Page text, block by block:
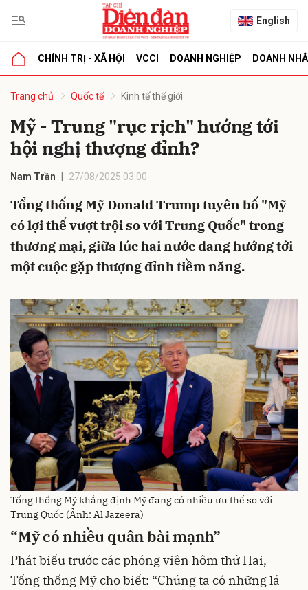
English
CHÍNH TRỊ - XÃ HỘI VCCI DOANH NGHIỆP DOANH
Trang chủ Quốc tế Kinh tế thế giới
Mỹ - Trung "rục rịch" hướng tới
hội nghị thượng đỉnh?
Nam Trần 27/08/2025 03:00
Tổng thống Mỹ Donald Trump tuyên bố "Mỹ
có lợi thế vượt trội so với Trung Quốc" trong
thương mại, giữa lúc hai nước đang hướng tới
một cuộc gặp thượng đỉnh tiềm năng.
Tổng thống Mỹ khẳng định Mỹ đang có nhiều ưu thế so với
Trung Quốc (Ảnh: Al Jazeera)
“Mỹ có nhiều quân bài mạnh”
Phát biểu trước các phóng viên hôm thứ Hai,
Tổng thống Mỹ cho biết: “Chúng ta có những lá
luận
Hủy